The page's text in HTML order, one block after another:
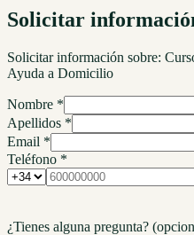
Solicitar
Solicitar información sobre:
Ayuda a Domicilio
Nombre *
Apellidos *
Email *
Teléfono *
¿Tienes alguna pregunta?